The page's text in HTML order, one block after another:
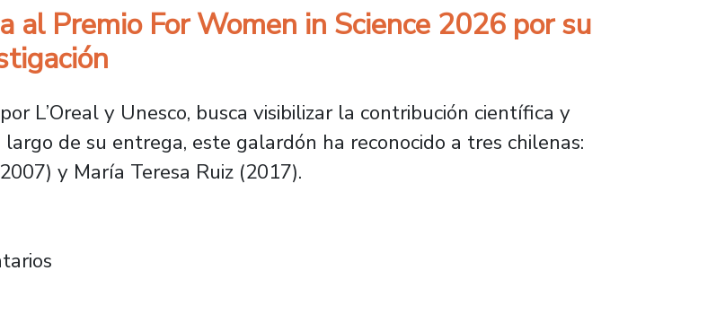
al Premio For Women in Science 2026 por su
L’Oreal y Unesco, busca visibilizar la contribución científica y
de su entrega, este galardón ha reconocido a tres chilenas:
y María Teresa Ruiz (2017).
al Premio For Women in Science 2026 por su destacada trayectoria en